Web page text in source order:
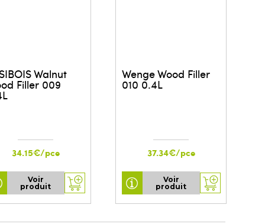
Walnut
Filler 009
34.15€/pce
Voir
produit
Wenge Wood Filler
010 0.4L
37.34€/pce
Voir
produit